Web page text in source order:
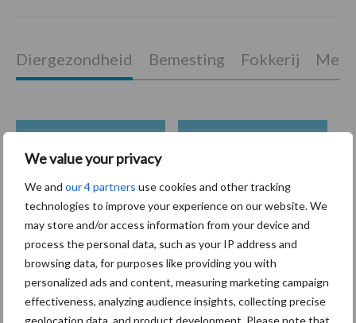
We value your privacy
We and our 4 partners use cookies and other tracking
technologies to improve your experience on our website. We
may store and/or access information from your device and
process the personal data, such as your IP address and
browsing data, for purposes like providing you with
personalized ads and content, measuring marketing campaign
effectiveness, analyzing audience insights, collecting precise
geolocation data, and product development. Please note that
Diergezondheid Bemesting Fokkerij
Mastitis
Toon meer